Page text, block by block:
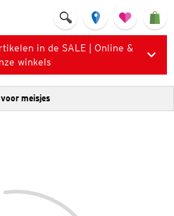
in de SALE | Online &
winkels
meisjes